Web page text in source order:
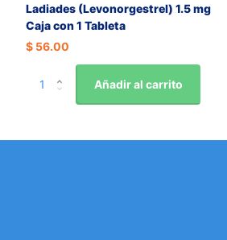
Ladiades (Levonorgestrel) 1.5 mg
Caja con 1 Tableta
$ 56.00
Añadir al carrito